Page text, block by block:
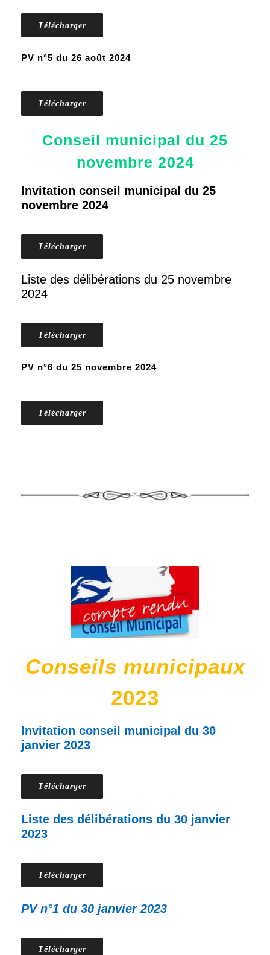
Télécharger
PV n°5 du 26 août 2024
Télécharger
Conseil municipal du 25
novembre 2024
Invitation conseil municipal du 25
novembre 2024
Télécharger
Liste des délibérations du 25 novembre
2024
Télécharger
PV n°6 du 25 novembre 2024
Télécharger
Conseils municipaux
2023
Invitation conseil municipal du 30
janvier 2023
Télécharger
Liste des délibérations du 30 janvier
2023
Télécharger
PV n°1 du 30 janvier 2023
Télécharger